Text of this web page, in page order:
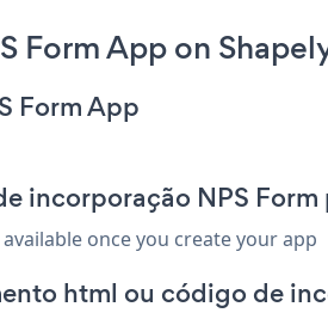
Form App on
Form App
incorporação NPS
once you create your app
html ou código de